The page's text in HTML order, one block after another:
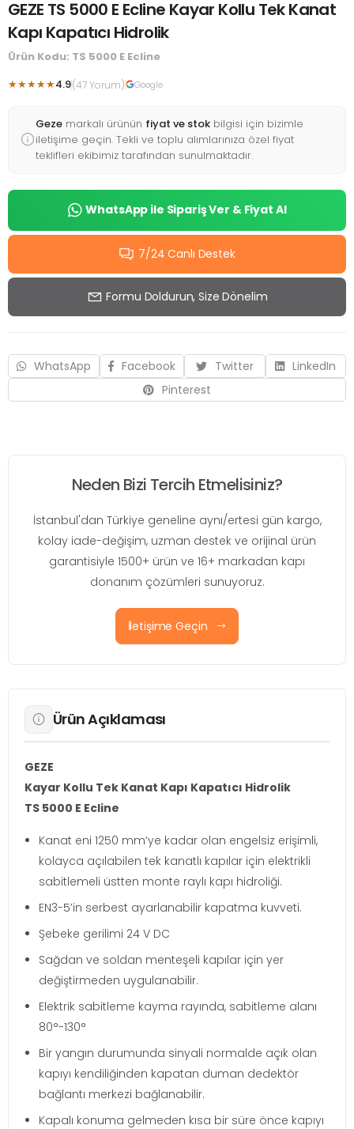
GEZE TS 5000 E Ecline Kayar Kollu Tek Kanat
Kapı Kapatıcı Hidrolik
Ürün Kodu: TS 5000 E Ecline
★★★★★4.9(47 Yorum) Google
Geze markalı ürünün fiyat ve stok bilgisi için bizimle
iletişime geçin. Tekli ve toplu alımlarınıza özel fiyat
teklifleri ekibimiz tarafından sunulmaktadır.
WhatsApp ile Sipariş Ver & Fiyat Al
7/24 Canlı Destek
Formu Doldurun, Size Dönelim
WhatsApp Facebook Twitter
LinkedIn
Pinterest
Neden Bizi Tercih Etmelisiniz?
İstanbul'dan Türkiye geneline aynı/ertesi gün kargo,
kolay iade-değişim, uzman destek ve orijinal ürün
garantisiyle 1500+ ürün ve 16+ markadan kapı
donanım çözümleri sunuyoruz.
İletişime Geçin
Ürün Açıklaması
GEZE
Kayar Kollu Tek Kanat Kapı Kapatıcı Hidrolik
TS 5000 E Ecline
Kanat eni 1250 mm’ye kadar olan engelsiz erişimli,
kolayca açılabilen tek kanatlı kapılar için elektrikli
sabitlemeli üstten monte raylı kapı hidroliği.
EN3-5’in serbest ayarlanabilir kapatma kuvveti.
Şebeke gerilimi 24 V DC
Sağdan ve soldan menteşeli kapılar için yer
değiştirmeden uygulanabilir.
Elektrik sabitleme kayma rayında, sabitleme alanı
80°-130°
Bir yangın durumunda sinyali normalde açık olan
kapıyı kendiliğinden kapatan duman dedektör
bağlantı merkezi bağlanabilir.
Kapalı konuma gelmeden kısa bir süre önce kapıyı